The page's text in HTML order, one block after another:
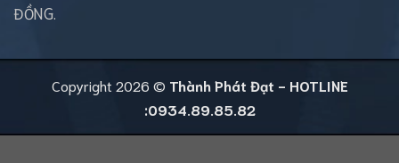
ĐỒNG.
Copyright 2026 © Thành Phát Đạt - HOTLINE
:0934.89.85.82